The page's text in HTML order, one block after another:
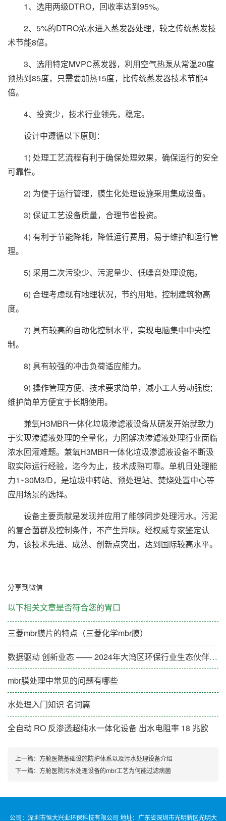
1、选用两级DTRO，回收率达到95%。
2、5%的DTRO浓水进入蒸发器处理，较之传统蒸发技
术节能8倍。
3、选用特定MVPC蒸发器，利用空气热泵从常温20度
预热到85度，只需要加热15度，比传统蒸发器技术节能4
倍。
4、投资少，技术行业领先，稳定。
设计中遵循以下原则：
1) 处理工艺流程有利于确保处理效果，确保运行的安全
可靠性。
2) 为便于运行管理，膜生化处理设施采用集成设备。
3) 保证工艺设备质量，合理节省投资。
4) 有利于节能降耗，降低运行费用，易于维护和运行管
理。
5) 采用二次污染少、污泥量少、低噪音处理设施。
6) 合理考虑现有地理状况，节约用地，控制建筑物高
度。
7) 具有较高的自动化控制水平，实现电脑集中中央控
制。
8) 具有较强的冲击负荷适应能力。
9) 操作管理方便、技术要求简单，减小工人劳动强度;
维护简单方便宜于长期使用。
兼氧H3MBR一体化垃圾渗滤液设备从研发开始就致力
于实现渗滤液处理的全量化，力图解决渗滤液处理行业面临
浓水回灌难题。兼氧H3MBR一体化垃圾渗滤液设备不断汲
取实际运行经验，迄今为止，技术成熟可靠。单机日处理能
力1~30M3/D，是垃圾中转站、预处理站、焚烧处置中心等
应用场景的选择。
设备主要贡献是发现并应用了能够同步处理污水。污泥
的复合菌群及控制条件，不产生异味。经权威专家鉴定认
为，该技术先进、成熟、创新点突出，达到国际较高水平。
分享到微信
以下相关文章是否符合您的胃口
三菱mbr膜片的特点（三菱化学mbr膜）
数据驱动 创新业态 —— 2024年大湾区环保行业生态伙伴大会（第一期）成功举办
mbr膜处理中常见的问题有哪些
水处理入门知识 名词篇
全自动 RO 反渗透超纯水一体化设备 出水电阻率 18 兆欧
上一篇： 方舱医院基础设施防护体系以及污水处理设备介绍
下一篇： 方舱医院污水处理设备的mbr工艺为何能过滤病菌
公司：深圳市恒大兴业环保科技有限公司 地址：广东省深圳市光明新区光明大